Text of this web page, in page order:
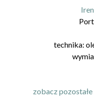
technika:
zobacz